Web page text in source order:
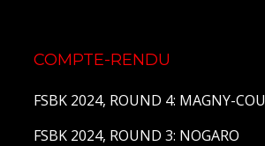
COMPTE-RENDU
FSBK 2024, ROUND 4: MAGNY-
FSBK 2024, ROUND 3: NOGARO